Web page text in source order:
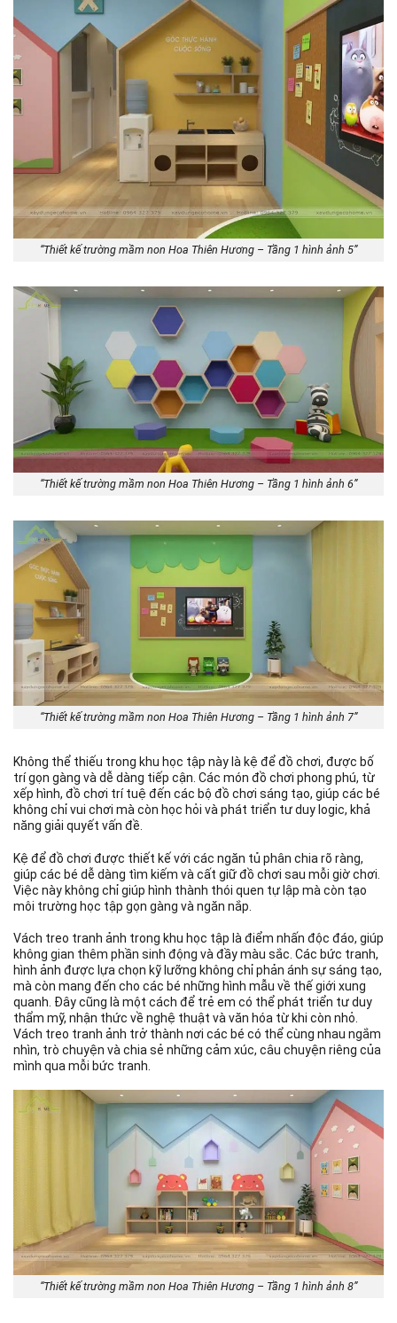
“Thiết kế trường mầm non Hoa Thiên Hương – Tầng 1 hình ảnh 5”
“Thiết kế trường mầm non Hoa Thiên Hương – Tầng 1 hình ảnh 6”
“Thiết kế trường mầm non Hoa Thiên Hương – Tầng 1 hình ảnh 7”
Không thể thiếu trong khu học tập này là kệ để đồ chơi, được bố
trí gọn gàng và dễ dàng tiếp cận. Các món đồ chơi phong phú, từ
xếp hình, đồ chơi trí tuệ đến các bộ đồ chơi sáng tạo, giúp các bé
không chỉ vui chơi mà còn học hỏi và phát triển tư duy logic, khả
năng giải quyết vấn đề.
Kệ để đồ chơi được thiết kế với các ngăn tủ phân chia rõ ràng,
giúp các bé dễ dàng tìm kiếm và cất giữ đồ chơi sau mỗi giờ chơi.
Việc này không chỉ giúp hình thành thói quen tự lập mà còn tạo
môi trường học tập gọn gàng và ngăn nắp.
Vách treo tranh ảnh trong khu học tập là điểm nhấn độc đáo, giúp
không gian thêm phần sinh động và đầy màu sắc. Các bức tranh,
hình ảnh được lựa chọn kỹ lưỡng không chỉ phản ánh sự sáng tạo,
mà còn mang đến cho các bé những hình mẫu về thế giới xung
quanh. Đây cũng là một cách để trẻ em có thể phát triển tư duy
thẩm mỹ, nhận thức về nghệ thuật và văn hóa từ khi còn nhỏ.
Vách treo tranh ảnh trở thành nơi các bé có thể cùng nhau ngắm
nhìn, trò chuyện và chia sẻ những cảm xúc, câu chuyện riêng của
mình qua mỗi bức tranh.
“Thiết kế trường mầm non Hoa Thiên Hương – Tầng 1 hình ảnh 8”